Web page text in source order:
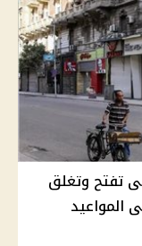
تفتح وتغلق
المواعيد